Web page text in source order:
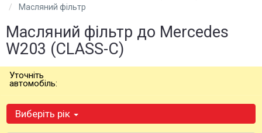
Масляний фільтр
Масляний фільтр до Mercedes
W203 (CLASS-C)
Уточніть
автомобіль:
Виберіть рік